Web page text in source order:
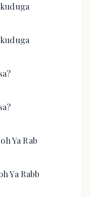
Ya Rab
Ya Rabb